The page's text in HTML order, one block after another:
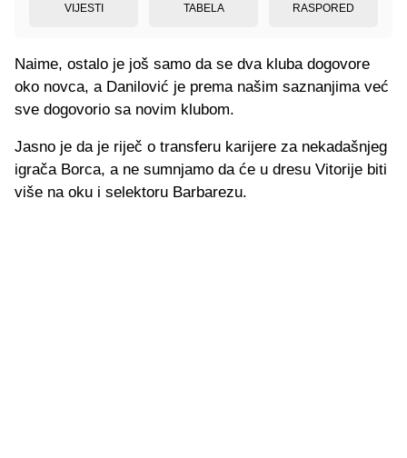
VIJESTI TABELA RASPORED
Naime, ostalo je još samo da se dva kluba dogovore
oko novca, a Danilović je prema našim saznanjima već
sve dogovorio sa novim klubom.
Jasno je da je riječ o transferu karijere za nekadašnjeg
igrača Borca, a ne sumnjamo da će u dresu Vitorije biti
više na oku i selektoru Barbarezu.